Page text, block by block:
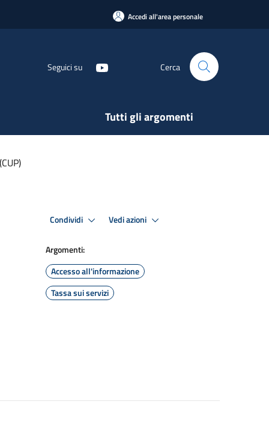
Accedi all'area personale
Seguici su Cerca
Tutti gli argomenti
Condividi Vedi azioni
Argomenti:
Accesso all'informazione
Tassa sui servizi